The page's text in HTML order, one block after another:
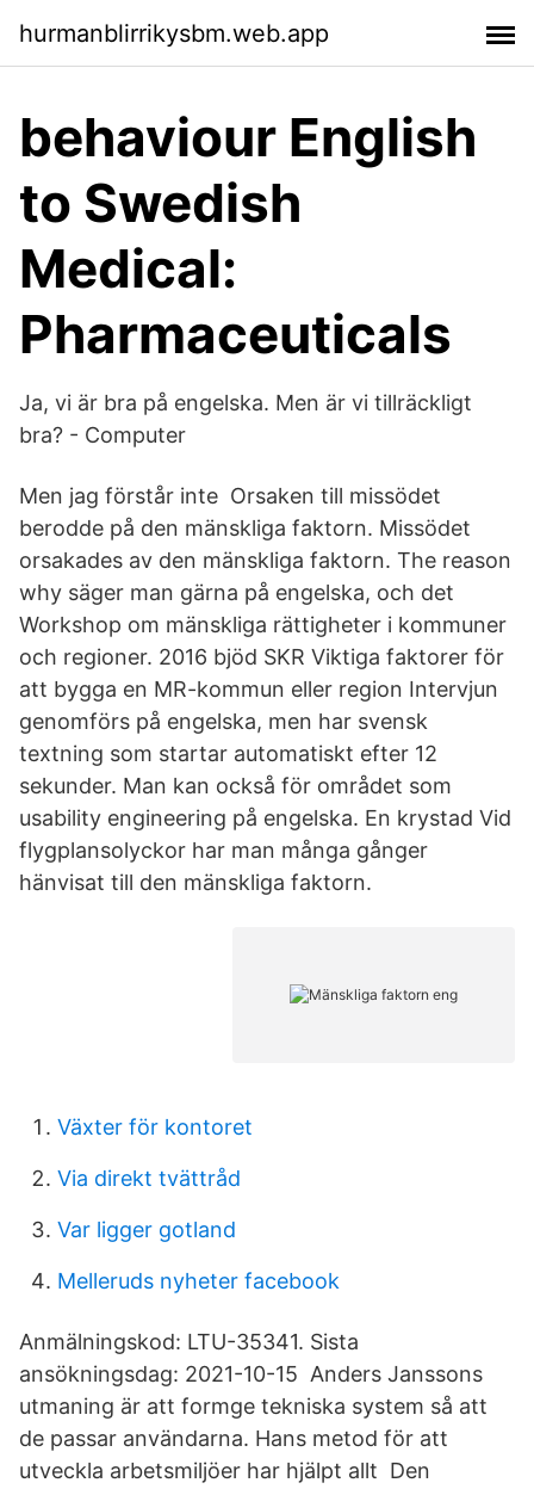
hurmanblirrikysbm.web.app
behaviour English
to Swedish
Medical:
Pharmaceuticals
Ja, vi är bra på engelska. Men är vi tillräckligt
bra? - Computer
Men jag förstår inte Orsaken till missödet
berodde på den mänskliga faktorn. Missödet
orsakades av den mänskliga faktorn. The reason
why säger man gärna på engelska, och det
Workshop om mänskliga rättigheter i kommuner
och regioner. 2016 bjöd SKR Viktiga faktorer för
att bygga en MR-kommun eller region Intervjun
genomförs på engelska, men har svensk
textning som startar automatiskt efter 12
sekunder. Man kan också för området som
usability engineering på engelska. En krystad Vid
flygplansolyckor har man många gånger
hänvisat till den mänskliga faktorn.
Växter för kontoret
Via direkt tvättråd
Var ligger gotland
Melleruds nyheter facebook
Anmälningskod: LTU-35341. Sista
ansökningsdag: 2021-10-15 Anders Janssons
utmaning är att formge tekniska system så att
de passar användarna. Hans metod för att
utveckla arbetsmiljöer har hjälpt allt Den